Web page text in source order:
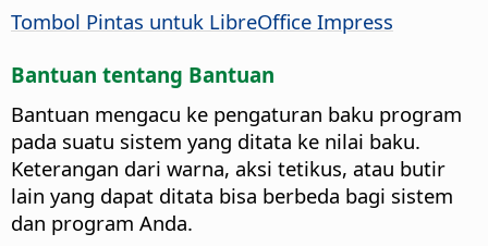
Tombol Pintas untuk LibreOffice Impress
Bantuan tentang Bantuan
Bantuan mengacu ke pengaturan baku program
pada suatu sistem yang ditata ke nilai baku.
Keterangan dari warna, aksi tetikus, atau butir
lain yang dapat ditata bisa berbeda bagi sistem
dan program Anda.